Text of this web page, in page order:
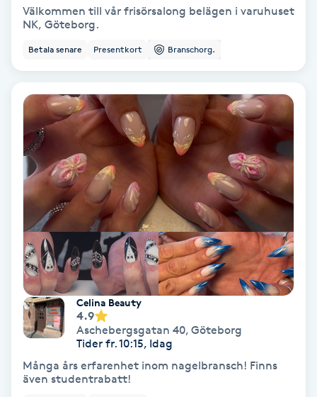
Regndroppsmassage
Reiki
Reiki massage
Restorative Yoga
Rosacea
Rosenmetoden
Ryggmassage
Samtalsterapi
Senioryoga
Välkommen till vår frisörsalong belägen i varuhuset
NK, Göteborg.
Betala senare Presentkort Branschorg.
Celina Beauty
4.9
Aschebergsgatan 40, Göteborg
Tider fr. 10:15, Idag
Många års erfarenhet inom nagelbransch! Finns
även studentrabatt!